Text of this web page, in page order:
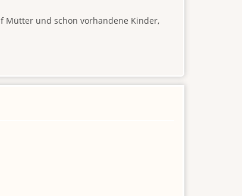
Mütter und schon vorhandene Kinder,